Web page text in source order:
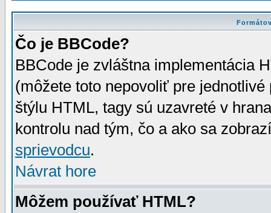
Čo je BBCode?
BBCode je zvláštna implementácia
(môžete toto nepovoliť pre
štýlu HTML, tagy sú uzavreté v
kontrolu nad tým, čo a ako sa
sprievodcu.
Návrat hore
Môžem používať HTML?